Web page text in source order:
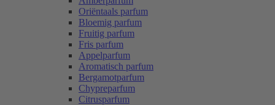
Oriëntaals parfum
Bloemig parfum
Fruitig parfum
Fris parfum
Appelparfum
Aromatisch parfum
Bergamotparfum
Chypreparfum
Citrusparfum